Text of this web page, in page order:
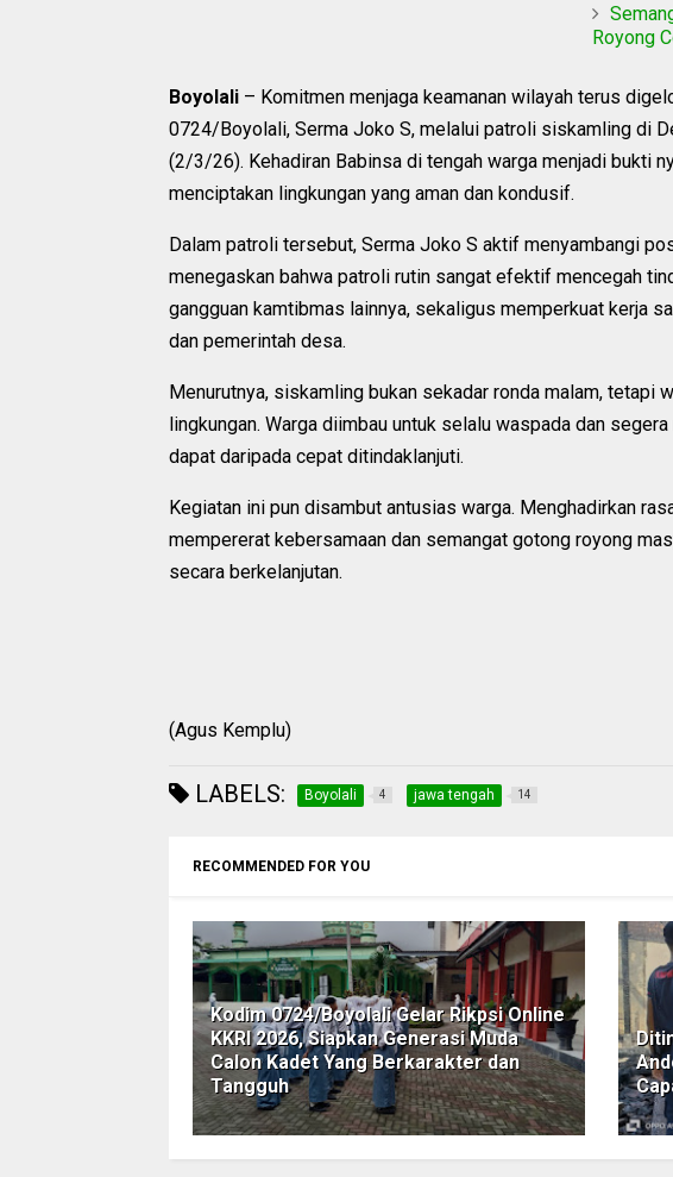
Royong
Boyolali – Komitmen menjaga keamanan wilayah terus
0724/Boyolali, Serma Joko S, melalui patroli siskamling di
(2/3/26). Kehadiran Babinsa di tengah warga menjadi bukti
menciptakan lingkungan yang aman dan kondusif.
Dalam patroli tersebut, Serma Joko S aktif menyambangi
menegaskan bahwa patroli rutin sangat efektif mencegah
gangguan kamtibmas lainnya, sekaligus memperkuat kerja
dan pemerintah desa.
Menurutnya, siskamling bukan sekadar ronda malam, tetapi
lingkungan. Warga diimbau untuk selalu waspada dan
dapat daripada cepat ditindaklanjuti.
Kegiatan ini pun disambut antusias warga. Menghadirkan
mempererat kebersamaan dan semangat gotong royong
secara berkelanjutan.
(Agus Kemplu)
LABELS: Boyolali 4 jawa tengah 14
RECOMMENDED FOR YOU
Kodim 0724/Boyolali Gelar Rikpsi Online
KKRI 2026, Siapkan Generasi Muda
Calon Kadet Yang Berkarakter dan
Tangguh